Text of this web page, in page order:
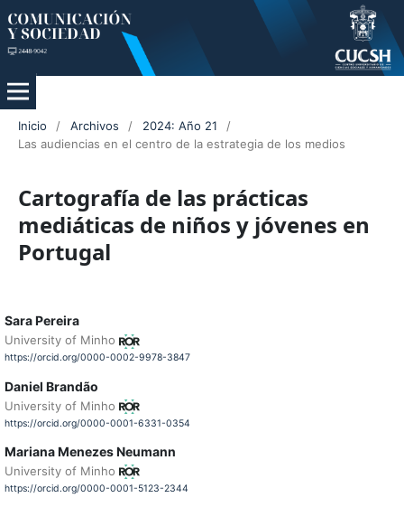
Inicio / Archivos / 2024: Año 21
/
Las audiencias en el centro de la estrategia de los medios
Cartografía de las prácticas
mediáticas de niños y jóvenes en
Portugal
Sara Pereira
University of Minho
https://orcid.org/0000-0002-9978-3847
Daniel Brandão
University of Minho
https://orcid.org/0000-0001-6331-0354
Mariana Menezes Neumann
University of Minho
https://orcid.org/0000-0001-5123-2344